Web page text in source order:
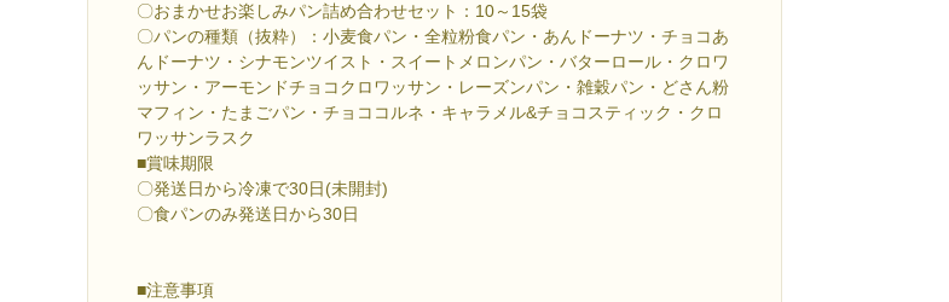
〇おまかせお楽しみパン詰め合わせセット：10～15袋
〇パンの種類（抜粋）：小麦食パン・全粒粉食パン・あんドーナツ・チョコあ
んドーナツ・シナモンツイスト・スイートメロンパン・バターロール・クロワ
ッサン・アーモンドチョコクロワッサン・レーズンパン・雑穀パン・どさん粉
マフィン・たまごパン・チョココルネ・キャラメル&チョコスティック・クロ
ワッサンラスク
■賞味期限
〇発送日から冷凍で30日(未開封)
〇食パンのみ発送日から30日
■注意事項